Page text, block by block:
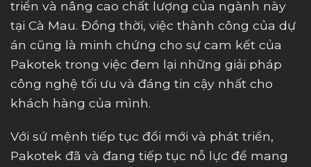
triển và nâng cao chất lượng của ngành này
tại Cà Mau. Đồng thời, việc thành công của dự
án cũng là minh chứng cho sự cam kết của
Pakotek trong việc đem lại những giải pháp
công nghệ tối ưu và đáng tin cậy nhất cho
khách hàng của mình.
Với sứ mệnh tiếp tục đổi mới và phát triển,
Pakotek đã và đang tiếp tục nỗ lực để mang